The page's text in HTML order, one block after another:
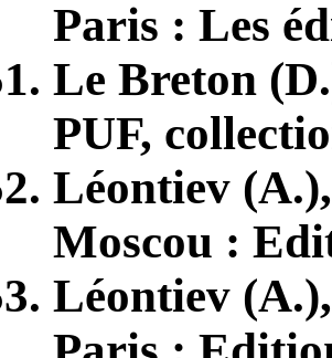
Paris : Les
Le Breton
PUF,
Léontiev
Moscou :
Léontiev